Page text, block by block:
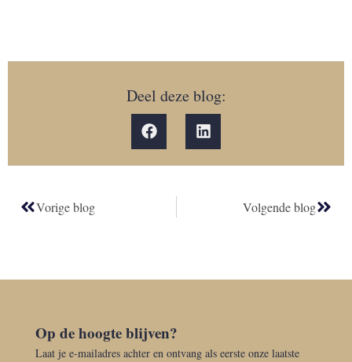
Deel deze blog:
Vorige blog Volgende blog
Op de hoogte blijven?
Laat je e-mailadres achter en ontvang als eerste onze laatste